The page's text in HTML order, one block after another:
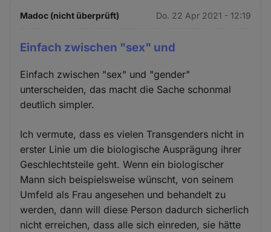
Madoc (nicht überprüft) Do. 22 Apr 2021 - 12:19
Einfach zwischen "sex" und
Einfach zwischen "sex" und "gender"
unterscheiden, das macht die Sache schonmal
deutlich simpler.
Ich vermute, dass es vielen Transgenders nicht in
erster Linie um die biologische Ausprägung ihrer
Geschlechtsteile geht. Wenn ein biologischer
Mann sich beispielsweise wünscht, von seinem
Umfeld als Frau angesehen und behandelt zu
werden, dann will diese Person dadurch sicherlich
nicht erreichen, dass alle sich einreden, sie hätte